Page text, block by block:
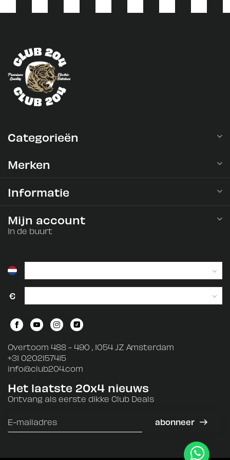
Categorieën
Merken
Informatie
Mijn account
In de buurt
€
Overtoom 488 - 490 , 1054 JZ Amsterdam
+31 0202157415
info@club204.com
Het laatste 20x4 nieuws
Ontvang als eerste dikke Club Deals
abonneer